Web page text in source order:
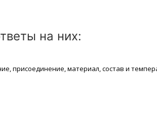
на них:
присоединение, материaл, состав и